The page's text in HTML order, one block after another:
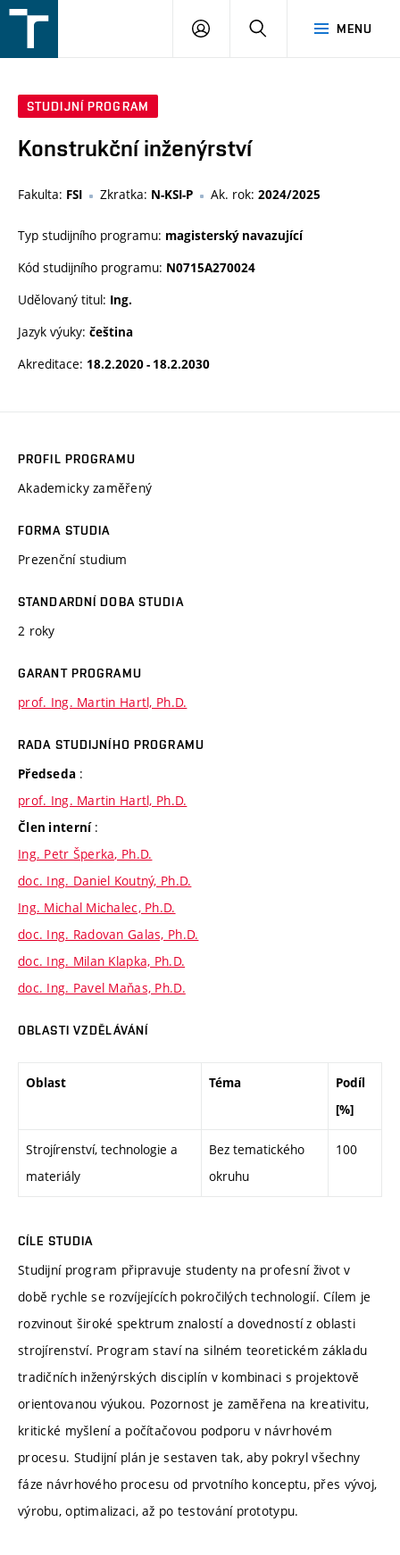
v
MENU
PŘIHLÁŠENÍ
STUDIJNÍ PROGRAM
Konstrukční inženýrství
Fakulta: FSI Zkratka: N-KSI-P Ak. rok: 2024/2025
Typ studijního programu: magisterský navazující
Kód studijního programu: N0715A270024
Udělovaný titul: Ing.
Jazyk výuky: čeština
Akreditace: 18.2.2020 - 18.2.2030
PROFIL PROGRAMU
Akademicky zaměřený
FORMA STUDIA
Prezenční studium
STANDARDNÍ DOBA STUDIA
2 roky
GARANT PROGRAMU
prof. Ing. Martin Hartl, Ph.D.
RADA STUDIJNÍHO PROGRAMU
Předseda :
prof. Ing. Martin Hartl, Ph.D.
Člen interní :
Ing. Petr Šperka, Ph.D.
doc. Ing. Daniel Koutný, Ph.D.
Ing. Michal Michalec, Ph.D.
doc. Ing. Radovan Galas, Ph.D.
doc. Ing. Milan Klapka, Ph.D.
doc. Ing. Pavel Maňas, Ph.D.
OBLASTI VZDĚLÁVÁNÍ
Oblast Téma
Podíl
[%]
Strojírenství, technologie a
materiály
Bez tematického
okruhu
100
CÍLE STUDIA
Studijní program připravuje studenty na profesní život v
době rychle se rozvíjejících pokročilých technologií. Cílem je
rozvinout široké spektrum znalostí a dovedností z oblasti
strojírenství. Program staví na silném teoretickém základu
tradičních inženýrských disciplín v kombinaci s projektově
orientovanou výukou. Pozornost je zaměřena na kreativitu,
kritické myšlení a počítačovou podporu v návrhovém
procesu. Studijní plán je sestaven tak, aby pokryl všechny
fáze návrhového procesu od prvotního konceptu, přes vývoj,
výrobu, optimalizaci, až po testování prototypu.